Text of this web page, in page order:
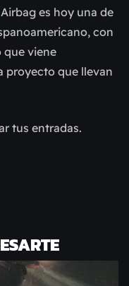
es hoy una de
con
que viene
proyecto que llevan
tus entradas.